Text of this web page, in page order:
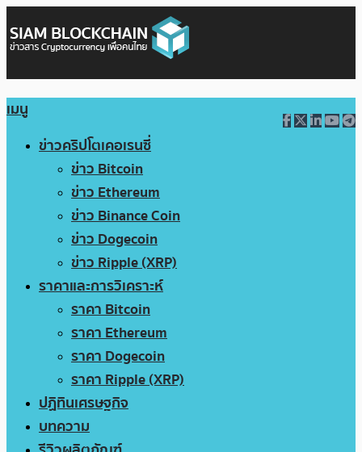
เมนู
ข่าวคริปโตเคอเรนซี่
ข่าว Bitcoin
ข่าว Ethereum
ข่าว Binance Coin
ข่าว Dogecoin
ข่าว Ripple (XRP)
ราคาและการวิเคราะห์
ราคา Bitcoin
ราคา Ethereum
ราคา Dogecoin
ราคา Ripple (XRP)
ปฏิทินเศรษฐกิจ
บทความ